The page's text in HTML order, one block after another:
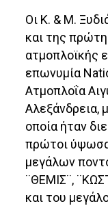
Οι Κ. & Μ.
και της
ατμοπλοϊκής
επωνυμία
Ατμοπλοΐα
Αλεξάνδρεια,
οποία ήταν
πρώτοι
μεγάλων
¨ΘΕΜΙΣ¨,
και του